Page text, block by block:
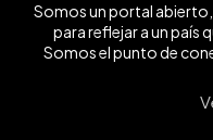
Somos un portal
para reflejar a un país
Somos el punto de